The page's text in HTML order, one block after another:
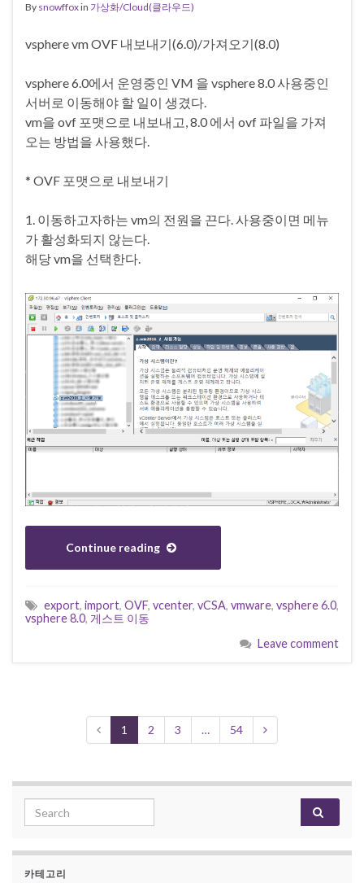
By snowffoxin 가상화/Cloud(클라우드)
vsphere vm OVF 내보내기(6.0)/가져오기(8.0)
vsphere 6.0에서 운영중인 VM 을 vsphere 8.0 사용중인
서버로 이동해야 할 일이 생겼다.
vm을 ovf 포맷으로 내보내고, 8.0 에서 ovf 파일을 가져
오는 방법을 사용했다.
* OVF 포맷으로 내보내기
1. 이동하고자하는 vm의 전원을 끈다. 사용중이면 메뉴
가 활성화되지 않는다.
해당 vm을 선택한다.
Continue reading
export, import, OVF, vcenter, vCSA, vmware, vsphere 6.0,
vsphere 8.0, 게스트 이동
Leave comment
1 2 3 … 54
Search for:
카테고리